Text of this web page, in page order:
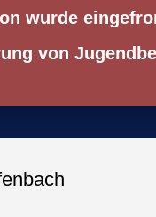
wurde
von